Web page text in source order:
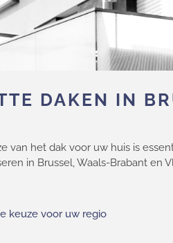
DAKEN IN
van het dak voor uw huis is
in Brussel, Waals-Brabant en
keuze voor uw regio